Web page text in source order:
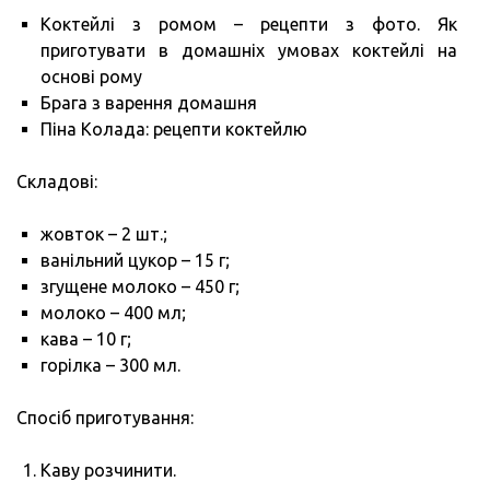
Коктейлі з ромом – рецепти з фото. Як
приготувати в домашніх умовах коктейлі на
основі рому
Брага з варення домашня
Піна Колада: рецепти коктейлю
Складові:
жовток – 2 шт.;
ванільний цукор – 15 г;
згущене молоко – 450 г;
молоко – 400 мл;
кава – 10 г;
горілка – 300 мл.
Спосіб приготування:
Каву розчинити.